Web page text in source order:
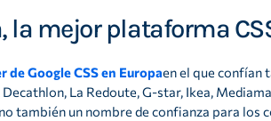
la mejor plataforma
de Google CSS en Europaen el que confían
Decathlon, La Redoute, G-star, Ikea,
también un nombre de confianza para los